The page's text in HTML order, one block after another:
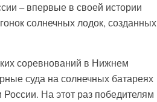
– впервые в своей истории
солнечных лодок, созданных
соревнований в Нижнем
суда на солнечных батареях
На этот раз победителям